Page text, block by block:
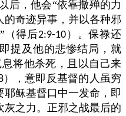
后，他会“依靠撒殚的力
奇迹异事，并以各种邪
（得后2:9-10）。保禄还
提及他的悲惨结局，就
将他杀死，且以自己来
），意即反基督的人虽穷
稣基督口中一发命，即
之力。正邪之战最后的